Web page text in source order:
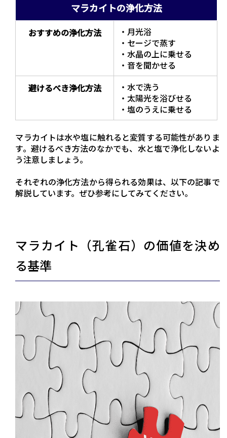
マラカイトの浄化方法
おすすめの浄化方法
・月光浴
・セージで蒸す
・水晶の上に乗せる
・音を聞かせる
避けるべき浄化方法
・水で洗う
・太陽光を浴びせる
・塩のうえに乗せる
マラカイトは水や塩に触れると変質する可能性がありま
す。避けるべき方法のなかでも、水と塩で浄化しないよ
う注意しましょう。
それぞれの浄化方法から得られる効果は、以下の記事で
解説しています。ぜひ参考にしてみてください。
マラカイト（孔雀石）の価値を決め
る基準